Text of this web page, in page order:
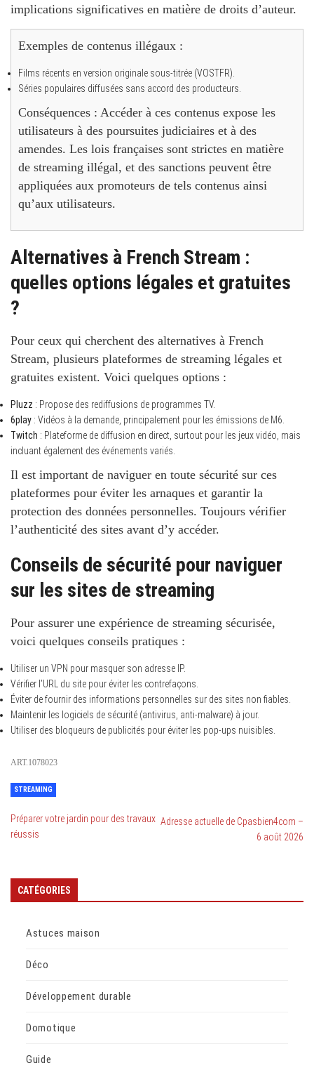
implications significatives en matière de droits d’auteur.
Exemples de contenus illégaux :
Films récents en version originale sous-titrée (VOSTFR).
Séries populaires diffusées sans accord des producteurs.
Conséquences : Accéder à ces contenus expose les
utilisateurs à des poursuites judiciaires et à des
amendes. Les lois françaises sont strictes en matière
de streaming illégal, et des sanctions peuvent être
appliquées aux promoteurs de tels contenus ainsi
qu’aux utilisateurs.
Alternatives à French Stream :
quelles options légales et gratuites
?
Pour ceux qui cherchent des alternatives à French
Stream, plusieurs plateformes de streaming légales et
gratuites existent. Voici quelques options :
Pluzz : Propose des rediffusions de programmes TV.
6play : Vidéos à la demande, principalement pour les émissions de M6.
Twitch : Plateforme de diffusion en direct, surtout pour les jeux vidéo, mais
incluant également des événements variés.
Il est important de naviguer en toute sécurité sur ces
plateformes pour éviter les arnaques et garantir la
protection des données personnelles. Toujours vérifier
l’authenticité des sites avant d’y accéder.
Conseils de sécurité pour naviguer
sur les sites de streaming
Pour assurer une expérience de streaming sécurisée,
voici quelques conseils pratiques :
Utiliser un VPN pour masquer son adresse IP.
Vérifier l’URL du site pour éviter les contrefaçons.
Éviter de fournir des informations personnelles sur des sites non fiables.
Maintenir les logiciels de sécurité (antivirus, anti-malware) à jour.
Utiliser des bloqueurs de publicités pour éviter les pop-ups nuisibles.
ART.1078023
STREAMING
Préparer votre jardin pour des travaux
réussis
Adresse actuelle de Cpasbien4com –
6 août 2026
CATÉGORIES
Astuces maison
Déco
Développement durable
Domotique
Guide